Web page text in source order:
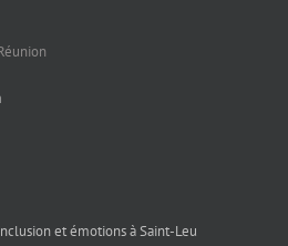
et émotions à Saint-Leu